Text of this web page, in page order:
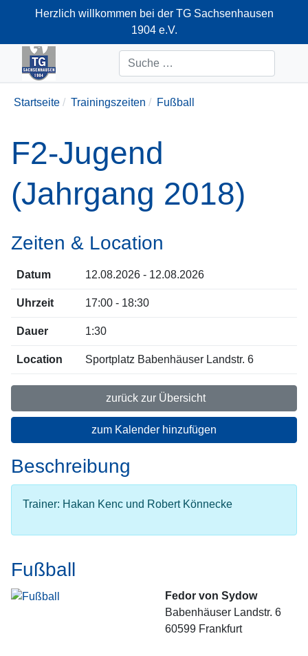
Herzlich willkommen bei der TG Sachsenhausen
1904 e.V.
+49-69-66374712
Suchen
Startseite Trainingszeiten Fußball
F2-Jugend
(Jahrgang 2018)
Zeiten & Location
Datum 12.08.2026 - 12.08.2026
Uhrzeit 17:00 - 18:30
Dauer 1:30
Location Sportplatz Babenhäuser Landstr. 6
zurück zur Übersicht
zum Kalender hinzufügen
Beschreibung
Trainer: Hakan Kenc und Robert Könnecke
Fußball
Fedor von Sydow
Babenhäuser Landstr. 6
60599 Frankfurt